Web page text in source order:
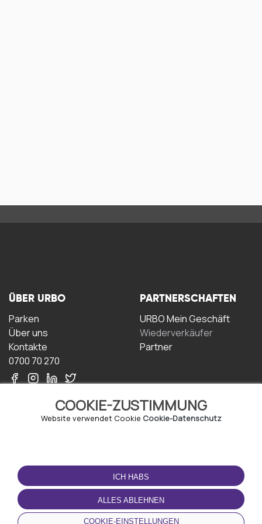
COOKIE-ZUSTIMMUNG
Website verwendet Cookie Cookie-Datenschutz
ICH HABS
ALLES ABLEHNEN
COOKIE-EINSTELLUNGEN
ÜBER URBO
Parken
Über uns
Kontakte
0700 70 270
PARTNERSCHAFTEN
URBO Mein Geschäft
Wiederverkäufer
Partner
NUTZUNGSBEDINGUNGEN
Geschäftsbedingungen
Datenschutz-
Bestimmungen
Cookie-Richtlinie
LADEN SIE DIE APP
HERUNTER